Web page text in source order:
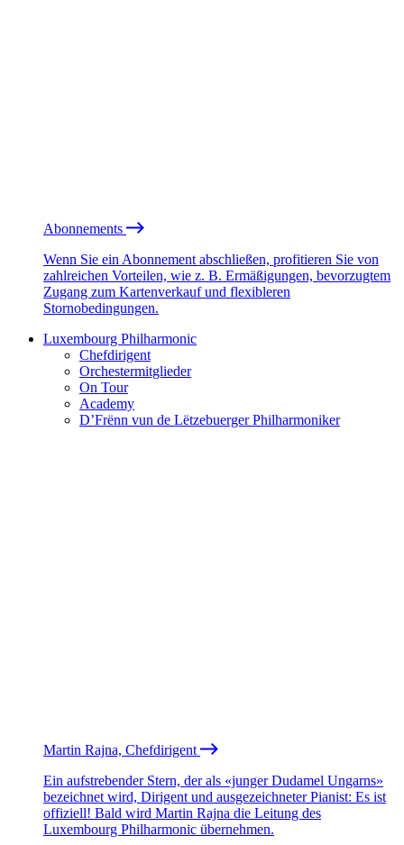
Abonnements
Wenn Sie ein Abonnement abschließen, profitieren Sie von
zahlreichen Vorteilen, wie z. B. Ermäßigungen, bevorzugtem
Zugang zum Kartenverkauf und flexibleren
Stornobedingungen.
Luxembourg Philharmonic
Chefdirigent
Orchestermitglieder
On Tour
Academy
D’Frënn vun de Lëtzebuerger Philharmoniker
Martin Rajna, Chefdirigent
Ein aufstrebender Stern, der als «junger Dudamel Ungarns»
bezeichnet wird, Dirigent und ausgezeichneter Pianist: Es ist
offiziell! Bald wird Martin Rajna die Leitung des
Luxembourg Philharmonic übernehmen.